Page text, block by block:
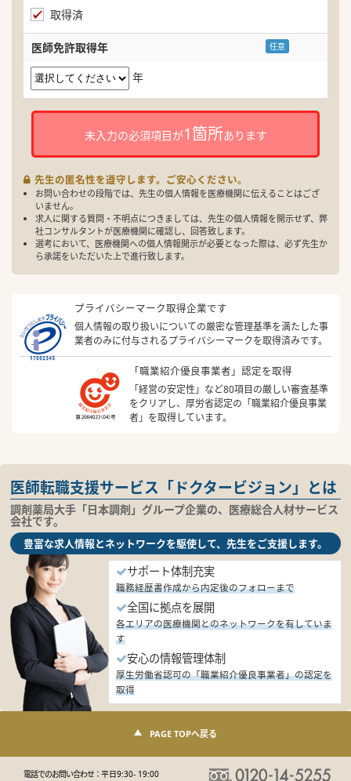
取得済
医師免許取得年 任意
年
未入力の必須項目が1箇所あります
先生の匿名性を遵守します。ご安心ください。
お問い合わせの段階では、先生の個人情報を医療機関に伝えることはござ
いません。
求人に関する質問・不明点につきましては、先生の個人情報を開示せず、弊
社コンサルタントが医療機関に確認し、回答致します。
選考において、医療機関への個人情報開示が必要となった際は、必ず先生か
ら承諾をいただいた上で進行致します。
プライバシーマーク取得企業です
個人情報の取り扱いについての厳密な管理基準を満たした事
業者のみに付与されるプライバシーマークを取得済みです。
「職業紹介優良事業者」認定を取得
「経営の安定性」など80項目の厳しい審査基準
をクリアし、厚労省認定の「職業紹介優良事業
者」を取得しています。
医師転職支援サービス「ドクタービジョン」とは
調剤薬局大手「日本調剤」グループ企業の、医療総合人材サービス
会社です。
豊富な求人情報とネットワークを駆使して、先生をご支援します。
サポート体制充実
職務経歴書作成から内定後のフォローまで
全国に拠点を展開
各エリアの医療機関とのネットワークを有していま
す
安心の情報管理体制
厚生労働省認可の「職業紹介優良事業者」の認定を
取得
PAGE TOPへ戻る
電話でのお問い合わせ：平日9:30- 19:00